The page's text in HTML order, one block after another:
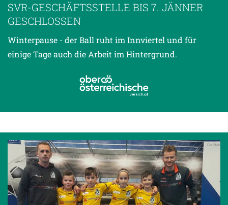
SVR-GESCHÄFTSSTELLE BIS 7. JÄNNER
GESCHLOSSEN
Winterpause - der Ball ruht im Innviertel und für
einige Tage auch die Arbeit im Hintergrund.